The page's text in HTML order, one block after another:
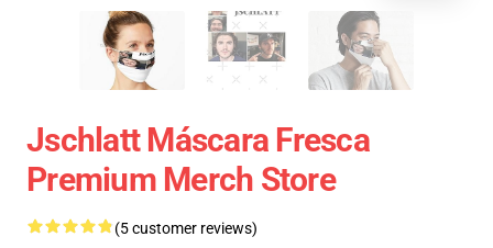
Jschlatt Máscara Fresca
Premium Merch Store
(5 customer reviews)